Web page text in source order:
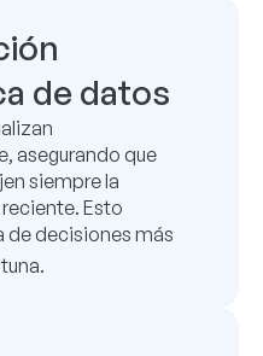
de datos
asegurando que
siempre la
Esto
de decisiones más